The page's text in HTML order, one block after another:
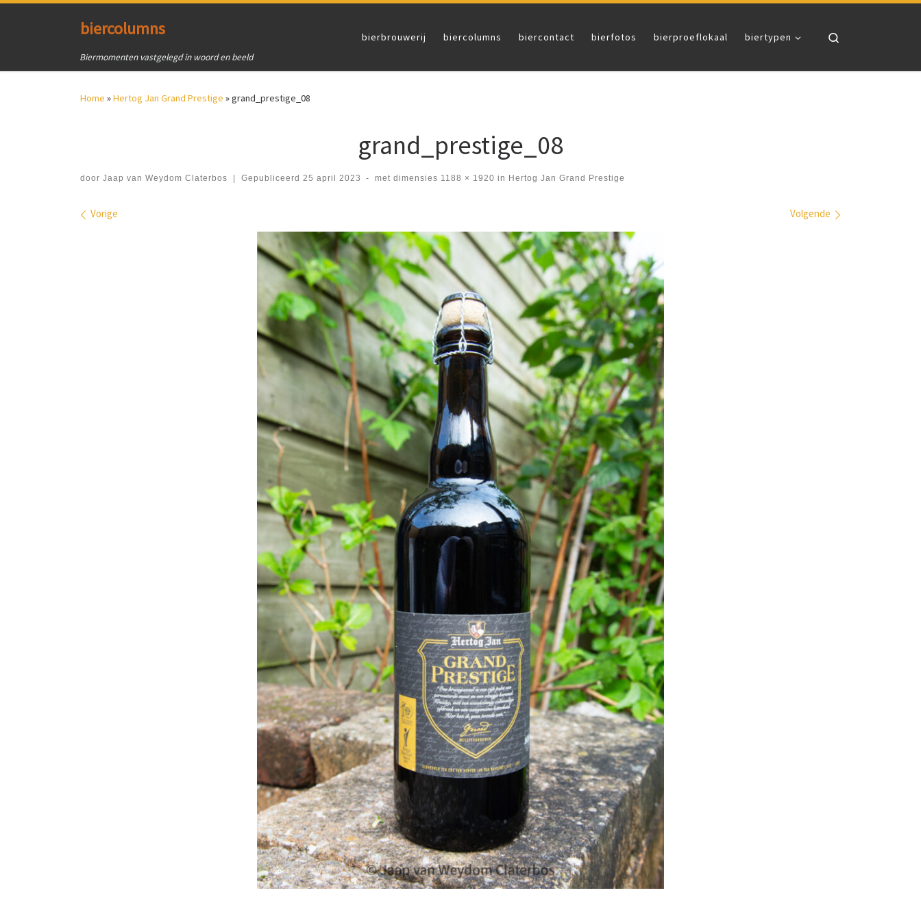
biercolumns
Biermomenten vastgelegd in woord en beeld
bierbrouwerij biercolumns biercontact bierfotos bierproeflokaal biertypen
Home »Hertog Jan Grand Prestige »grand_prestige_08
grand_prestige_08
door Jaap van Weydom Claterbos Gepubliceerd 25 april 2023 - met dimensies 1188 × 1920 in Hertog Jan Grand Prestige
Afbeeldingen navigatie
Vorige Volgende